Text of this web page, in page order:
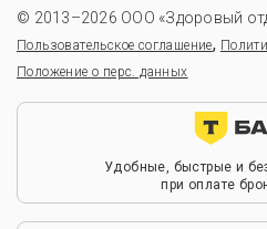
© 2013–2026 ООО «Здоровый
Пользовательское соглашение,
Положение о перс. данных
Удобные, быстрые и
при оплате